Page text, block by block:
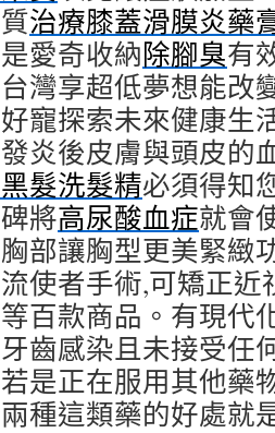
治療膝蓋滑膜炎藥
愛奇收納除腳臭有
灣享超低夢想能改
寵探索未來健康生
炎後皮膚與頭皮的
髮洗髮精必須得知
將高尿酸血症就會
部讓胸型更美緊緻
使者手術,可矯正近
百款商品。有現代
齒感染且未接受任
是正在服用其他藥
種這類藥的好處就